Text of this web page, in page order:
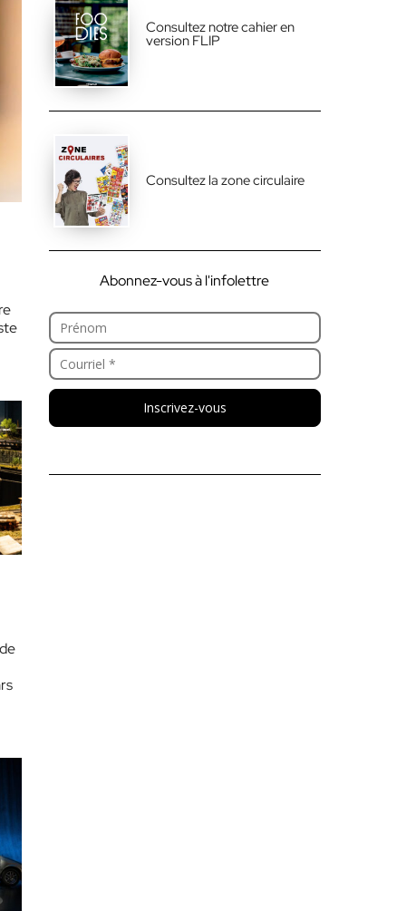
Consultez notre cahier en
version FLIP
Consultez la zone circulaire
Abonnez-vous à l'infolettre
Inscrivez-vous